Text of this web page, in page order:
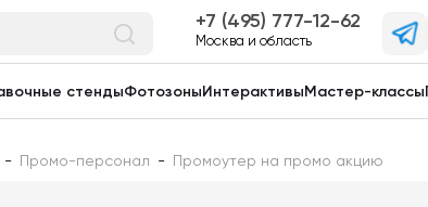
7 (495) 777-12-62
Москва и область
стендыФотозоны Интерактивы Мастер-классы
- Промо-персонал - Промоутер на промо акцию